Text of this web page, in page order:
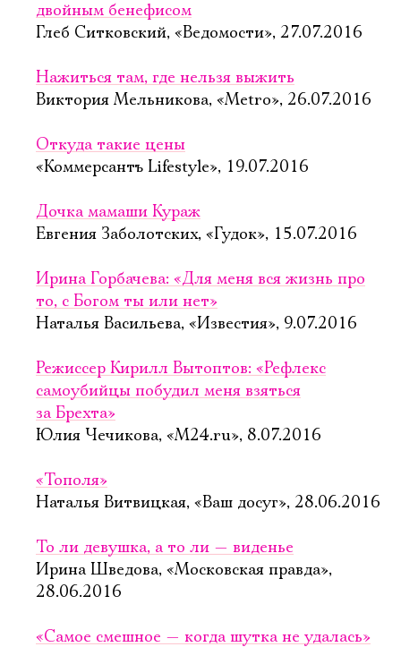
двойным бенефисом
Глеб Ситковский, «Ведомости», 27.07.2016
Нажиться там, где нельзя выжить
Виктория Мельникова, «Metro», 26.07.2016
Откуда такие цены
«Коммерсантъ Lifestyle», 19.07.2016
Дочка мамаши Кураж
Евгения Заболотских, «Гудок», 15.07.2016
Ирина Горбачева: «Для меня вся жизнь про
то, с Богом ты или нет»
Наталья Васильева, «Известия», 9.07.2016
Режиссер Кирилл Вытоптов: «Рефлекс
самоубийцы побудил меня взяться
за Брехта»
Юлия Чечикова, «М24.ru», 8.07.2016
«Тополя»
Наталья Витвицкая, «Ваш досуг», 28.06.2016
То ли девушка, а то ли — виденье
Ирина Шведова, «Московская правда»,
28.06.2016
«Самое смешное — когда шутка не удалась»